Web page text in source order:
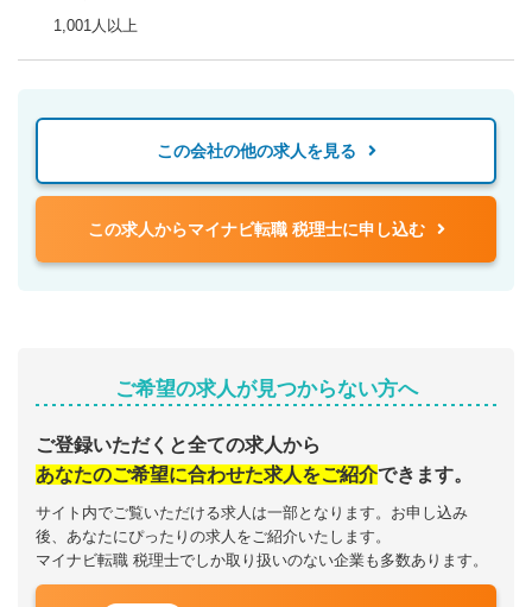
1,001人以上
この会社の他の求人を見る
この求人からマイナビ転職 税理士に申し込む
ご希望の求人が見つからない方へ
ご登録いただくと全ての求人から
あなたのご希望に合わせた求人をご紹介できます。
サイト内でご覧いただける求人は一部となります。お申し込み
後、あなたにぴったりの求人をご紹介いたします。
マイナビ転職 税理士でしか取り扱いのない企業も多数あります。